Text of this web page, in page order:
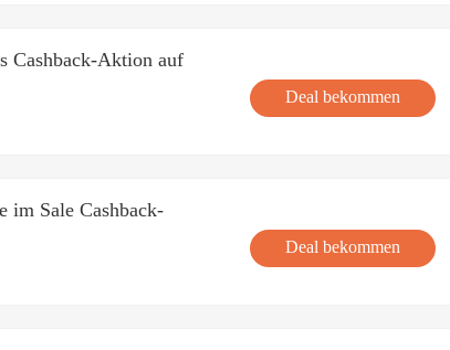
Cashback-Aktion auf
Deal bekommen
im Sale Cashback-
Deal bekommen